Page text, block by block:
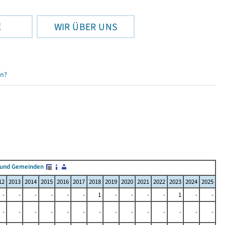
WIR ÜBER UNS
Gemeinden
2013 2014 2015 2016 2017 2018 2019 2020 2021 2022 2023 2024 2025
- - - - - - 1 - - - - 1 -
-
- - - - - - - - - - - - -
-